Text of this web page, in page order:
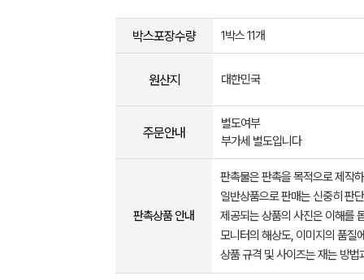
박스포장수량 1박스 11개
원산지 대한민국
주문안내
별도여부
부가세 별도입니다
판촉상품 안내
판촉물은 판촉을 목적으로 제작
일반상품으로 판매는 신중히 판
제공되는 상품의 사진은 이해를
모니터의 해상도, 이미지의 품질
상품 규격 및 사이즈는 재는 방